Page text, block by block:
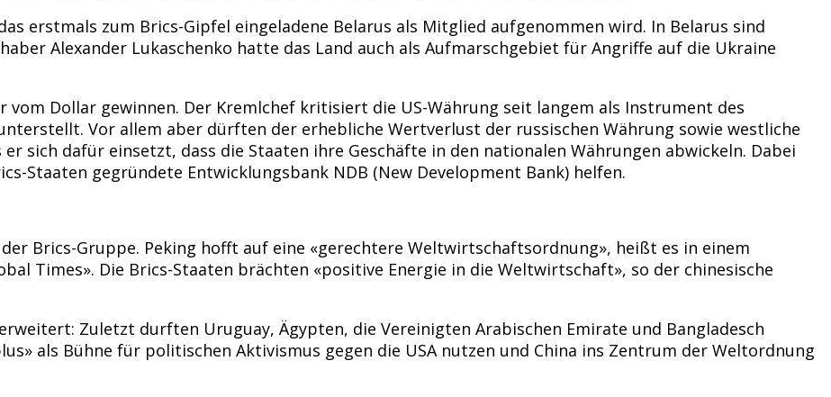
erstmals zum Brics-Gipfel eingeladene Belarus als Mitglied aufgenommen wird. In Belarus sind
Alexander Lukaschenko hatte das Land auch als Aufmarschgebiet für Angriffe auf die Ukraine
Dollar gewinnen. Der Kremlchef kritisiert die US-Währung seit langem als Instrument des
Vor allem aber dürften der erhebliche Wertverlust der russischen Währung sowie westliche
sich dafür einsetzt, dass die Staaten ihre Geschäfte in den nationalen Währungen abwickeln. Dabei
Staaten gegründete Entwicklungsbank NDB (New Development Bank) helfen.
Brics-Gruppe. Peking hofft auf eine «gerechtere Weltwirtschaftsordnung», heißt es in einem
Times». Die Brics-Staaten brächten «positive Energie in die Weltwirtschaft», so der chinesische
Zuletzt durften Uruguay, Ägypten, die Vereinigten Arabischen Emirate und Bangladesch
als Bühne für politischen Aktivismus gegen die USA nutzen und China ins Zentrum der Weltordnung